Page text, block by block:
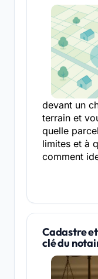
devant un
terrain et
quelle
limites et à
comment
Cadastre
clé du